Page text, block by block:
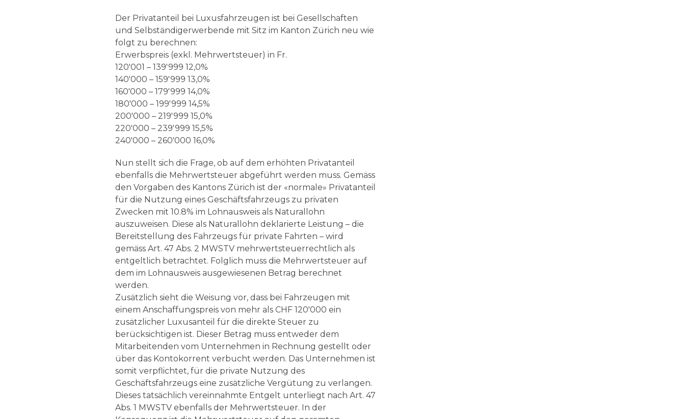
Der Privatanteil bei Luxusfahrzeugen ist bei Gesellschaften
und Selbständigerwerbende mit Sitz im Kanton Zürich neu wie
folgt zu berechnen:
Erwerbspreis (exkl. Mehrwertsteuer) in Fr.
120'001 – 139'999 12,0%
140'000 – 159'999 13,0%
160'000 – 179'999 14,0%
180'000 – 199'999 14,5%
200'000 – 219'999 15,0%
220'000 – 239'999 15,5%
240'000 – 260'000 16,0%
Nun stellt sich die Frage, ob auf dem erhöhten Privatanteil
ebenfalls die Mehrwertsteuer abgeführt werden muss. Gemäss
den Vorgaben des Kantons Zürich ist der «normale» Privatanteil
für die Nutzung eines Geschäftsfahrzeugs zu privaten
Zwecken mit 10.8% im Lohnausweis als Naturallohn
auszuweisen. Diese als Naturallohn deklarierte Leistung – die
Bereitstellung des Fahrzeugs für private Fahrten – wird
gemäss Art. 47 Abs. 2 MWSTV mehrwertsteuerrechtlich als
entgeltlich betrachtet. Folglich muss die Mehrwertsteuer auf
dem im Lohnausweis ausgewiesenen Betrag berechnet
werden.
Zusätzlich sieht die Weisung vor, dass bei Fahrzeugen mit
einem Anschaffungspreis von mehr als CHF 120'000 ein
zusätzlicher Luxusanteil für die direkte Steuer zu
berücksichtigen ist. Dieser Betrag muss entweder dem
Mitarbeitenden vom Unternehmen in Rechnung gestellt oder
über das Kontokorrent verbucht werden. Das Unternehmen ist
somit verpflichtet, für die private Nutzung des
Geschäftsfahrzeugs eine zusätzliche Vergütung zu verlangen.
Dieses tatsächlich vereinnahmte Entgelt unterliegt nach Art. 47
Abs. 1 MWSTV ebenfalls der Mehrwertsteuer. In der